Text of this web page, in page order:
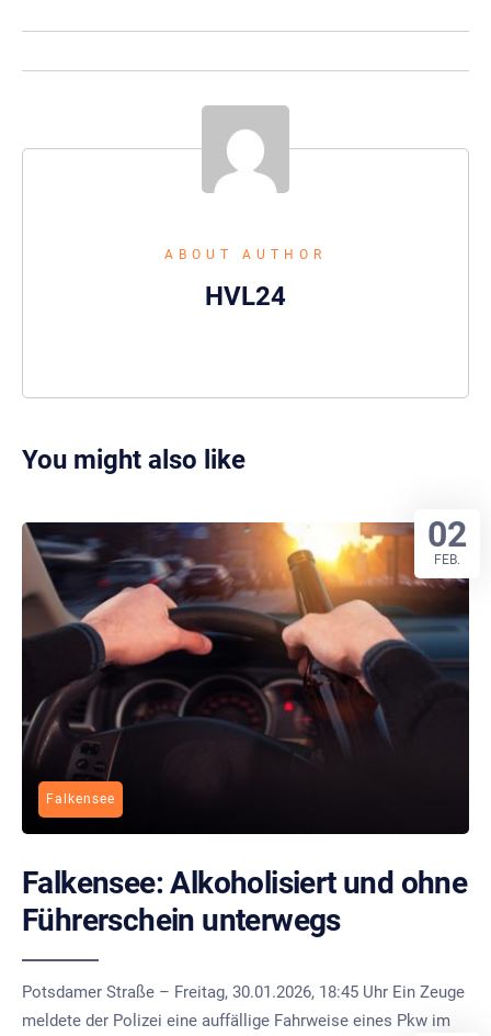
ABOUT AUTHOR
HVL24
You might also like
Falkensee
Falkensee: Alkoholisiert und ohne
Führerschein unterwegs
Potsdamer Straße – Freitag, 30.01.2026, 18:45 Uhr Ein Zeuge
meldete der Polizei eine auffällige Fahrweise eines Pkw im
02
FEB.